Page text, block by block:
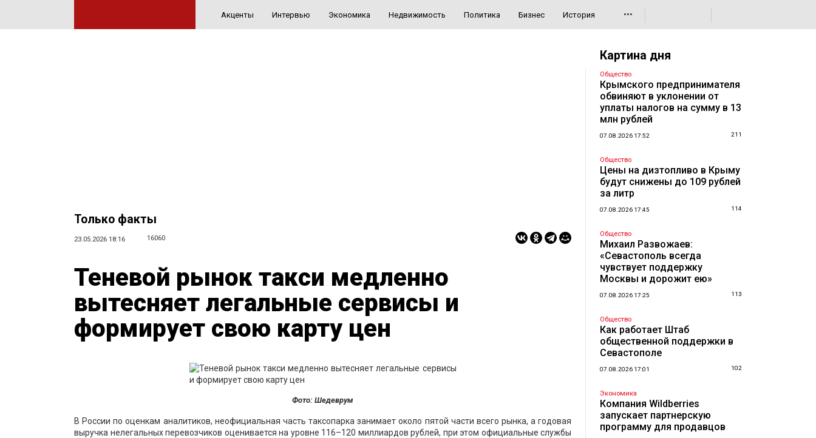
Акценты Интервью Экономика Недвижимость Политика Бизнес История •••
Только факты
23.05.2026 18:16 16060
Теневой рынок такси медленно
вытесняет легальные сервисы и
формирует свою карту цен
Фото: Шедеврум
В России по оценкам аналитиков, неофициальная часть таксопарка занимает около пятой части всего рынка, а годовая
выручка нелегальных перевозчиков оценивается на уровне 116–120 миллиардов рублей, при этом официальные службы
Картина дня
Общество
Крымского предпринимателя
обвиняют в уклонении от
уплаты налогов на сумму в 13
млн рублей
07.08.2026 17:52 211
Общество
Цены на дизтопливо в Крыму
будут снижены до 109 рублей
за литр
07.08.2026 17:45 114
Общество
Михаил Развожаев:
«Севастополь всегда
чувствует поддержку
Москвы и дорожит ею»
07.08.2026 17:25 113
Общество
Как работает Штаб
общественной поддержки в
Севастополе
07.08.2026 17:01 102
Экономика
Компания Wildberries
запускает партнерскую
программу для продавцов